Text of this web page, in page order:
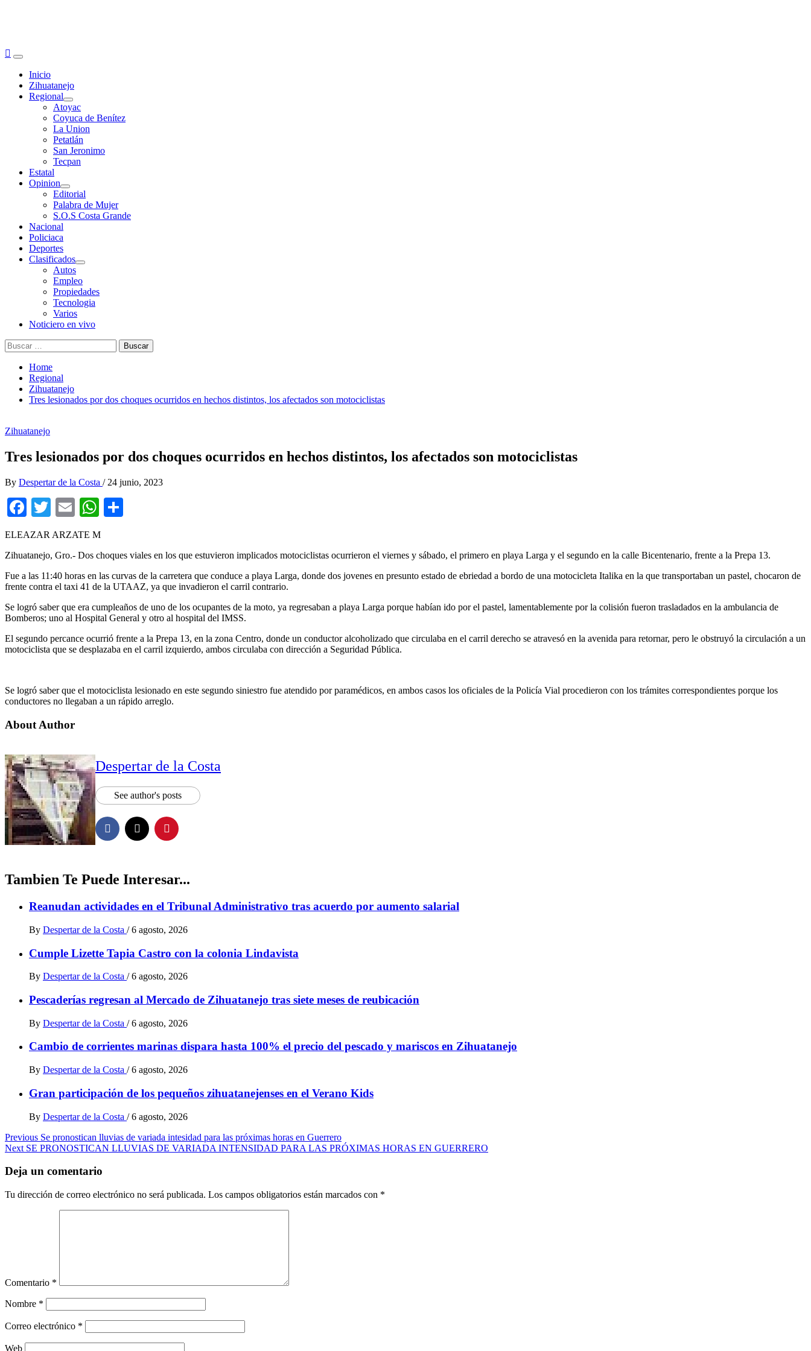
Primary
MenuInicio
Zihuatanejo
Regional
Atoyac
Coyuca de Benítez
La Union
Petatlán
San Jeronimo
Tecpan
Estatal
Opinion
Editorial
Palabra de Mujer
S.O.S Costa Grande
Nacional
Policiaca
Deportes
Clasificados
Autos
Empleo
Propiedades
Tecnologia
Varios
Noticiero en vivo
Buscar:
Home
Regional
Zihuatanejo
Tres lesionados por dos choques ocurridos en hechos distintos, los afectados son motociclistas
Zihuatanejo
Tres lesionados por dos choques ocurridos en hechos distintos, los afectados son motociclistas
By Despertar de la Costa / 24 junio, 2023
Facebook
TwitterEmailWhatsApp
ELEAZAR ARZATE M
Zihuatanejo, Gro.- Dos choques viales en los que estuvieron implicados motociclistas ocurrieron el viernes y sábado, el primero en playa Larga y el segundo en la calle Bicentenario, frente a la Prepa 13.
Fue a las 11:40 horas en las curvas de la carretera que conduce a playa Larga, donde dos jovenes en presunto estado de ebriedad a bordo de una motocicleta Italika en la que transportaban un pastel, chocaron de
frente contra el taxi 41 de la UTAAZ, ya que invadieron el carril contrario.
Se logró saber que era cumpleaños de uno de los ocupantes de la moto, ya regresaban a playa Larga porque habían ido por el pastel, lamentablemente por la colisión fueron trasladados en la ambulancia de
Bomberos; uno al Hospital General y otro al hospital del IMSS.
El segundo percance ocurrió frente a la Prepa 13, en la zona Centro, donde un conductor alcoholizado que circulaba en el carril derecho se atravesó en la avenida para retornar, pero le obstruyó la circulación a un
motociclista que se desplazaba en el carril izquierdo, ambos circulaba con dirección a Seguridad Pública.
Se logró saber que el motociclista lesionado en este segundo siniestro fue atendido por paramédicos, en ambos casos los oficiales de la Policía Vial procedieron con los trámites correspondientes porque los
conductores no llegaban a un rápido arreglo.
About Author
Despertar de la Costa
See author's posts
Tambien Te Puede Interesar...
Reanudan actividades en el Tribunal Administrativo tras acuerdo por aumento salarial
By Despertar de la Costa / 6 agosto, 2026
Cumple Lizette Tapia Castro con la colonia Lindavista
By Despertar de la Costa / 6 agosto, 2026
Pescaderías regresan al Mercado de Zihuatanejo tras siete meses de reubicación
By Despertar de la Costa / 6 agosto, 2026
Cambio de corrientes marinas dispara hasta 100% el precio del pescado y mariscos en Zihuatanejo
By Despertar de la Costa / 6 agosto, 2026
Gran participación de los pequeños zihuatanejenses en el Verano Kids
By Despertar de la Costa / 6 agosto, 2026
Post
navigation
Previous Se pronostican lluvias de variada intesidad para las próximas horas en Guerrero
Next SE PRONOSTICAN LLUVIAS DE VARIADA INTENSIDAD PARA LAS PRÓXIMAS HORAS EN GUERRERO
Deja un comentario
Tu dirección de correo electrónico no será publicada. Los campos obligatorios están marcados con *
Comentario *
Nombre *
Correo electrónico *
Web